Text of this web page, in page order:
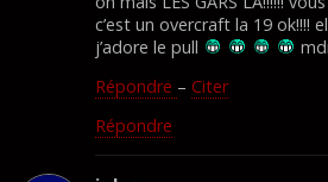
c’est un overcraft la 19 ok!!!!
j’adore le pull
Répondre – Citer
Répondre